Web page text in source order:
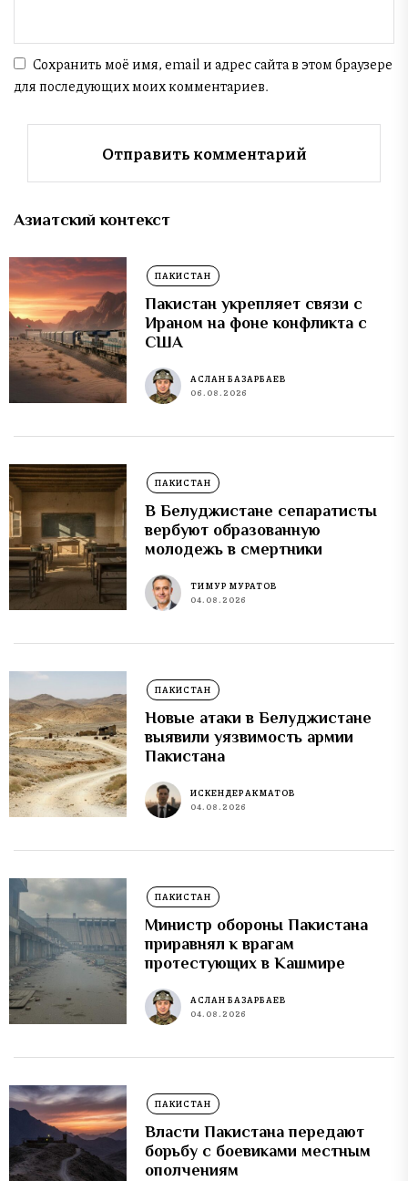
Сохранить моё имя, email и адрес сайта в этом браузере
для последующих моих комментариев.
Азиатский контекст
ПАКИСТАН
Пакистан укрепляет связи с
Ираном на фоне конфликта с
США
АСЛАН БАЗАРБАЕВ
06.08.2026
ПАКИСТАН
В Белуджистане сепаратисты
вербуют образованную
молодежь в смертники
ТИМУР МУРАТОВ
04.08.2026
ПАКИСТАН
Новые атаки в Белуджистане
выявили уязвимость армии
Пакистана
ИСКЕНДЕР АКМАТОВ
04.08.2026
ПАКИСТАН
Министр обороны Пакистана
приравнял к врагам
протестующих в Кашмире
АСЛАН БАЗАРБАЕВ
04.08.2026
ПАКИСТАН
Власти Пакистана передают
борьбу с боевиками местным
ополчениям